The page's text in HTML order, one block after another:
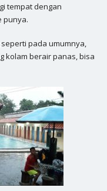
tempat dengan
punya.
pada umumnya,
kolam berair panas, bisa